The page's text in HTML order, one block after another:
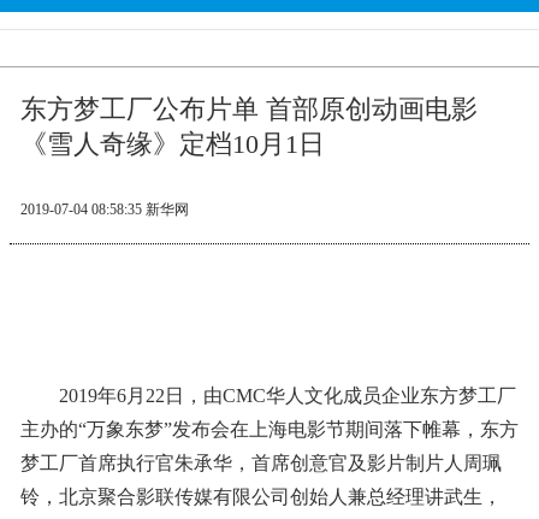
东方梦工厂公布片单 首部原创动画电影
《雪人奇缘》定档10月1日
2019-07-04 08:58:35 新华网
2019年6月22日，由CMC华人文化成员企业东方梦工厂
主办的“万象东梦”发布会在上海电影节期间落下帷幕，东方
梦工厂首席执行官朱承华，首席创意官及影片制片人周珮
铃，北京聚合影联传媒有限公司创始人兼总经理讲武生，